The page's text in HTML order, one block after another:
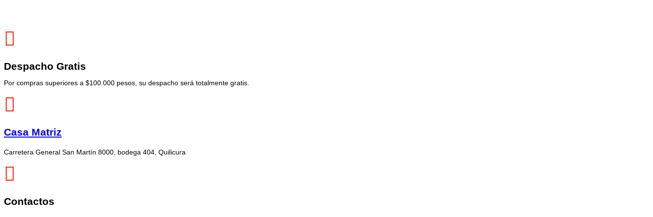
Despacho Gratis
Por compras superiores a $100.000 pesos, su despacho será totalmente gratis.
Casa Matriz
Carretera General San Martín 8000, bodega 404, Quilicura
Contactos